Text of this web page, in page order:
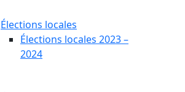
Élections locales
Élections locales 2023 –
2024